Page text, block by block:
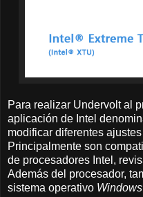
Para realizar Undervolt al
aplicación de Intel
modificar diferentes
Principalmente son
de procesadores Intel,
Además del procesador,
sistema operativo